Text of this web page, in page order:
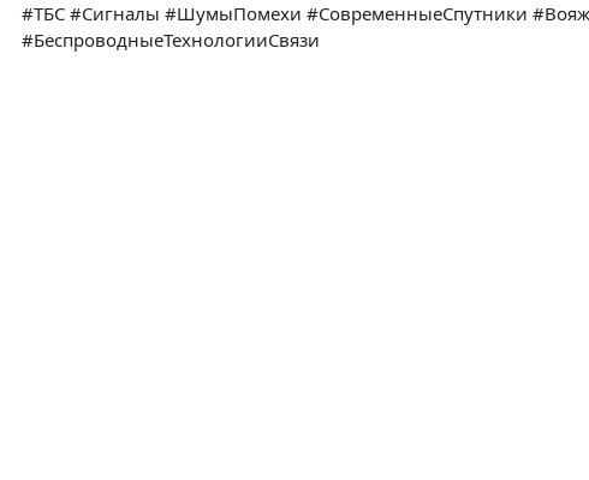
#ТБС #Сигналы #ШумыПомехи #СовременныеСпутники
#БеспроводныеТехнологииСвязи